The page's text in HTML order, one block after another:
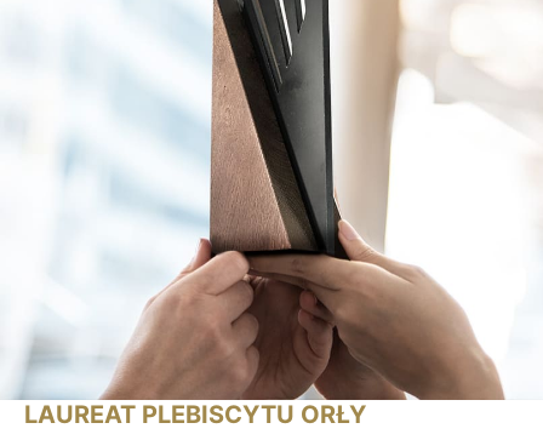
LAUREAT PLEBISCYTU ORŁY